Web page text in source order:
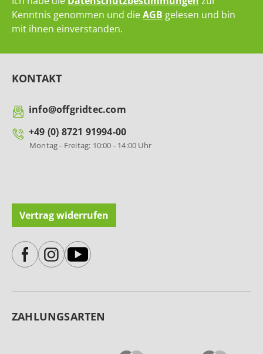
Kenntnis genommen und dieAGB gelesen und bin
mit ihnen einverstanden.
KONTAKT
info@offgridtec.com
+49 (0) 8721 91994-00
Montag - Freitag: 10:00 - 14:00 Uhr
Vertrag widerrufen
ZAHLUNGSARTEN